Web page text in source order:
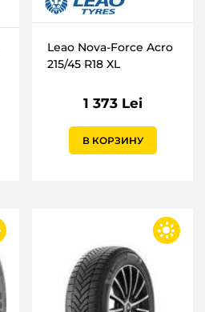
Leao Nova-Force Acro
215/45 R18 XL
1 373 Lei
В КОРЗИНУ